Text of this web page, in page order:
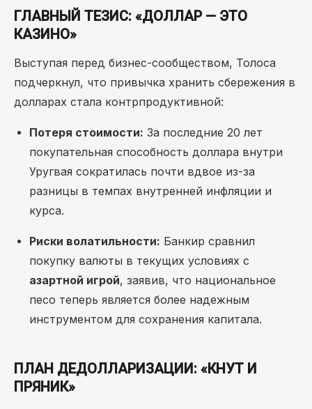
ГЛАВНЫЙ ТЕЗИС: «ДОЛЛАР — ЭТО
КАЗИНО»
Выступая перед бизнес-сообществом, Толоса
подчеркнул, что привычка хранить сбережения в
долларах стала контрпродуктивной:
Потеря стоимости: За последние 20 лет
покупательная способность доллара внутри
Уругвая сократилась почти вдвое из-за
разницы в темпах внутренней инфляции и
курса.
Риски волатильности: Банкир сравнил
покупку валюты в текущих условиях с
азартной игрой, заявив, что национальное
песо теперь является более надежным
инструментом для сохранения капитала.
ПЛАН ДЕДОЛЛАРИЗАЦИИ: «КНУТ И
ПРЯНИК»